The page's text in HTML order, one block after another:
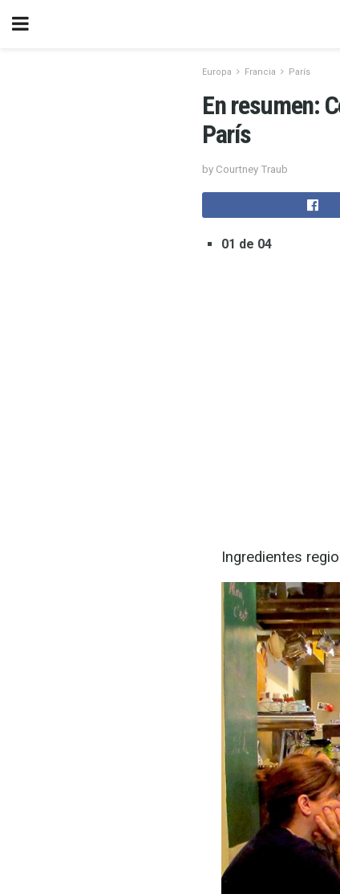
Europa Francia París
En resumen:
París
by Courtney Traub
01 de 04
Ingredientes